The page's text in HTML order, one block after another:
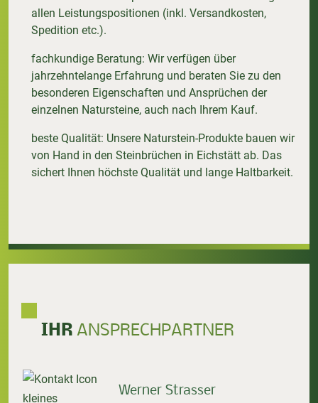
allen Leistungspositionen (inkl. Versandkosten,
Spedition etc.).
fachkundige Beratung: Wir verfügen über
jahrzehntelange Erfahrung und beraten Sie zu den
besonderen Eigenschaften und Ansprüchen der
einzelnen Natursteine, auch nach Ihrem Kauf.
beste Qualität: Unsere Naturstein-Produkte bauen wir
von Hand in den Steinbrüchen in Eichstätt ab. Das
sichert Ihnen höchste Qualität und lange Haltbarkeit.
IHR ANSPRECHPARTNER
Werner Strasser